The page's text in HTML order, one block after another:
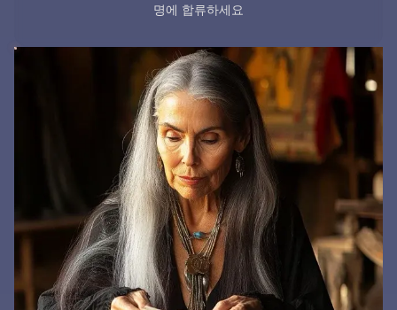
명에 합류하세요